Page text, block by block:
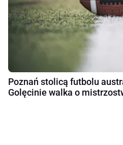
Poznań stolicą futbolu
Golęcinie walka o